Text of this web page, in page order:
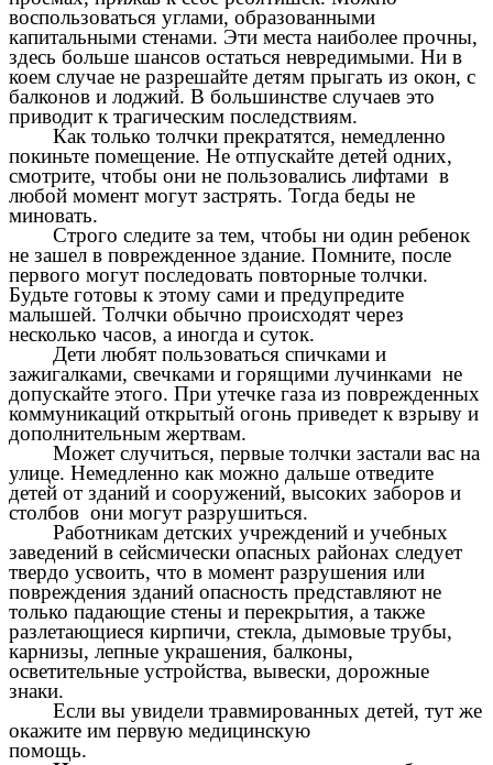
воспользоваться углами, образованными
капитальными стенами. Эти места наиболее прочны,
здесь больше шансов остаться невредимыми. Ни в
коем случае не разрешайте детям прыгать из окон, с
балконов и лоджий. В большинстве случаев это
приводит к трагическим последствиям.
Как только толчки прекратятся, немедленно
покиньте помещение. Не отпускайте детей одних,
смотрите, чтобы они не пользовались лифтами в
любой момент могут застрять. Тогда беды не
миновать.
Строго следите за тем, чтобы ни один ребенок
не зашел в поврежденное здание. Помните, после
первого могут последовать повторные толчки.
Будьте готовы к этому сами и предупредите
малышей. Толчки обычно происходят через
несколько часов, а иногда и суток.
Дети любят пользоваться спичками и
зажигалками, свечками и горящими лучинками не
допускайте этого. При утечке газа из поврежденных
коммуникаций открытый огонь приведет к взрыву и
дополнительным жертвам.
Может случиться, первые толчки застали вас на
улице. Немедленно как можно дальше отведите
детей от зданий и сооружений, высоких заборов и
столбов они могут разрушиться.
Работникам детских учреждений и учебных
заведений в сейсмически опасных районах следует
твердо усвоить, что в момент разрушения или
повреждения зданий опасность представляют не
только падающие стены и перекрытия, а также
разлетающиеся кирпичи, стекла, дымовые трубы,
карнизы, лепные украшения, балконы,
осветительные устройства, вывески, дорожные
знаки.
Если вы увидели травмированных детей, тут же
окажите им первую медицинскую
помощь.